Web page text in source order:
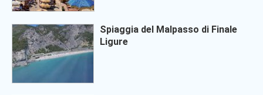
Spiaggia del Malpasso di Finale
Ligure